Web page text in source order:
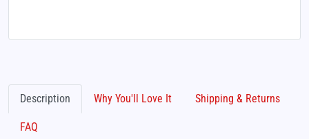
Description Why You'll Love It Shipping & Returns
FAQ